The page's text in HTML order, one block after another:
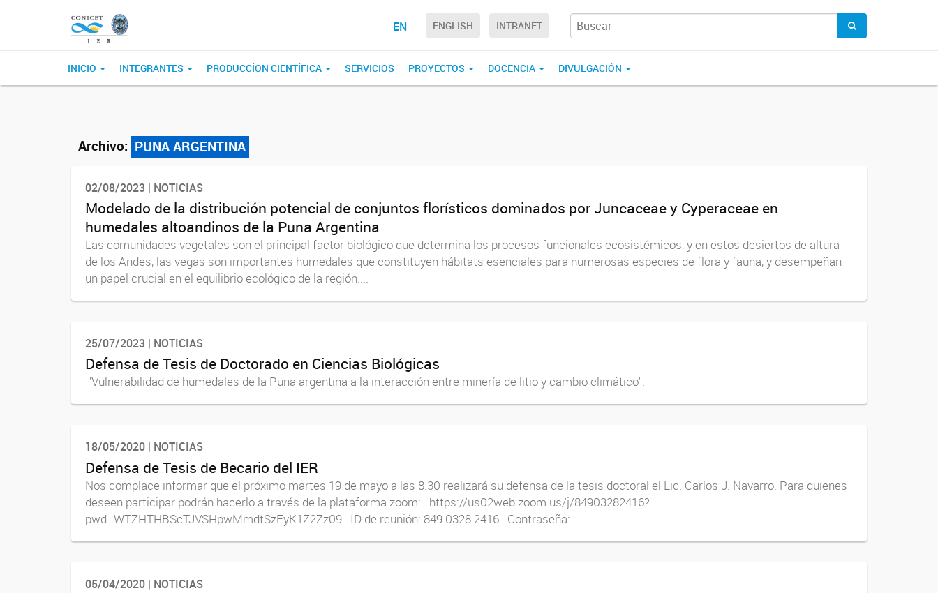
EN ENGLISH INTRANET
INICIO INTEGRANTES PRODUCCÍON CIENTÍFICA SERVICIOS PROYECTOS DOCENCIA DIVULGACIÓN
Archivo: PUNA ARGENTINA
02/08/2023 | NOTICIAS
Modelado de la distribución potencial de conjuntos florísticos dominados por Juncaceae y Cyperaceae en
humedales altoandinos de la Puna Argentina
Las comunidades vegetales son el principal factor biológico que determina los procesos funcionales ecosistémicos, y en estos desiertos de altura
de los Andes, las vegas son importantes humedales que constituyen hábitats esenciales para numerosas especies de flora y fauna, y desempeñan
un papel crucial en el equilibrio ecológico de la región....
25/07/2023 | NOTICIAS
Defensa de Tesis de Doctorado en Ciencias Biológicas
"Vulnerabilidad de humedales de la Puna argentina a la interacción entre minería de litio y cambio climático".
18/05/2020 | NOTICIAS
Defensa de Tesis de Becario del IER
Nos complace informar que el próximo martes 19 de mayo a las 8.30 realizará su defensa de la tesis doctoral el Lic. Carlos J. Navarro. Para quienes
deseen participar podrán hacerlo a través de la plataforma zoom: https://us02web.zoom.us/j/84903282416?
pwd=WTZHTHBScTJVSHpwMmdtSzEyK1Z2Zz09 ID de reunión: 849 0328 2416 Contraseña:...
05/04/2020 | NOTICIAS